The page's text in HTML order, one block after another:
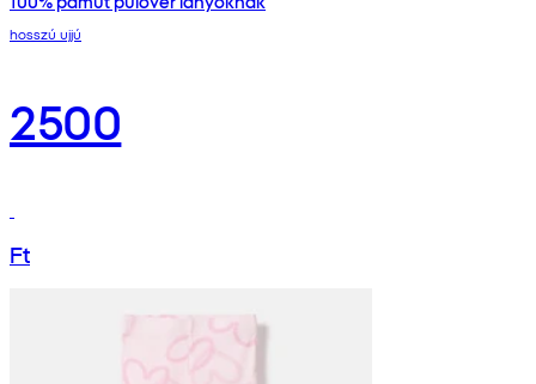
hosszú ujjú
2500
Ft